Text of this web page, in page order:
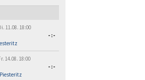
11.08. 18:00
-:-
14.08. 18:00
Piesteritz
-:-